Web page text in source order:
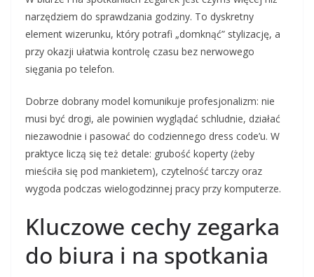
narzędziem do sprawdzania godziny. To dyskretny
element wizerunku, który potrafi „domknąć” stylizację, a
przy okazji ułatwia kontrolę czasu bez nerwowego
sięgania po telefon.
Dobrze dobrany model komunikuje profesjonalizm: nie
musi być drogi, ale powinien wyglądać schludnie, działać
niezawodnie i pasować do codziennego dress code’u. W
praktyce liczą się też detale: grubość koperty (żeby
mieściła się pod mankietem), czytelność tarczy oraz
wygoda podczas wielogodzinnej pracy przy komputerze.
Kluczowe cechy zegarka
do biura i na spotkania